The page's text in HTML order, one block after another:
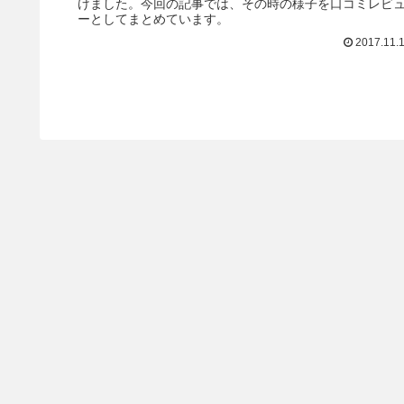
けました。今回の記事では、その時の様子を口コミレビ
ーとしてまとめています。